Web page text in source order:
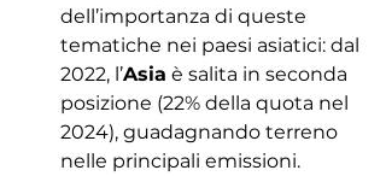
dell’importanza di queste
tematiche nei paesi asiatici: dal
2022, l’Asia è salita in seconda
posizione (22% della quota nel
2024), guadagnando terreno
nelle principali emissioni.